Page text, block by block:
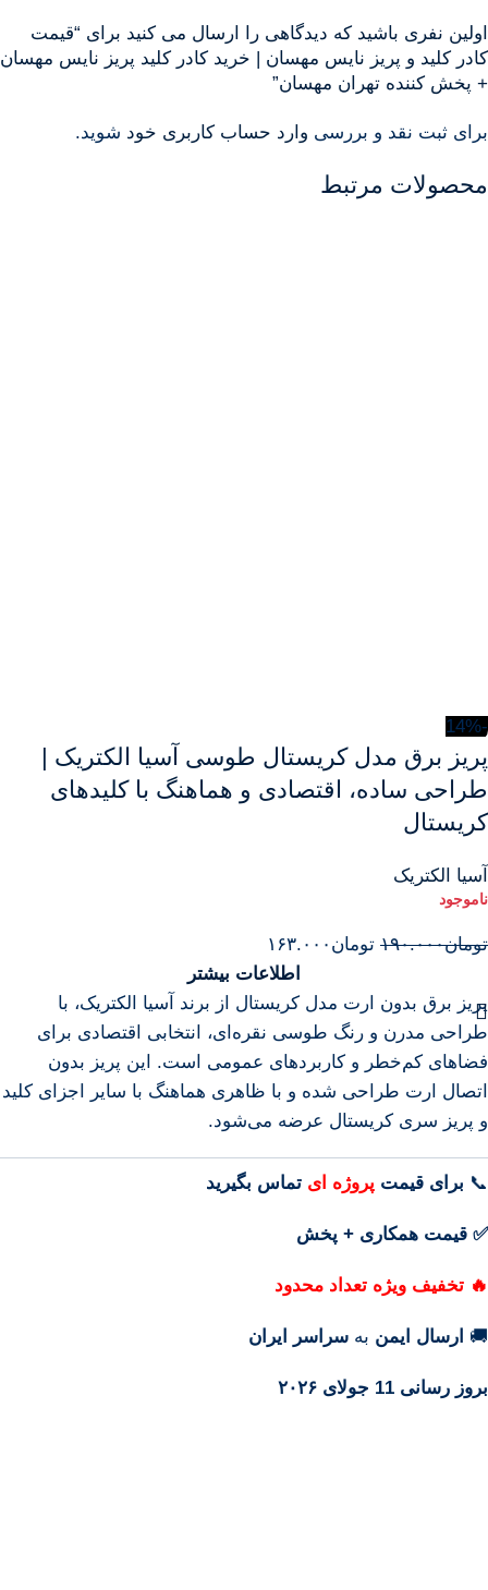
اولین نفری باشید که دیدگاهی را ارسال می کنید برای “قیمت
کادر کلید و پریز نایس مهسان | خرید کادر کلید پریز نایس مهسان
+ پخش کننده تهران مهسان”
برای ثبت نقد و بررسی وارد حساب کاربری خود شوید.
محصولات مرتبط
-14%
پریز برق مدل کریستال طوسی آسیا الکتریک |
طراحی ساده، اقتصادی و هماهنگ با کلیدهای
کریستال
آسیا الکتریک
تومان۱۹۰.۰۰۰ تومان ۱۶۳.۰۰۰
اطلاعات بیشتر
پریز برق بدون ارت مدل کریستال از برند آسیا الکتریک، با
طراحی مدرن و رنگ طوسی نقره‌ای، انتخابی اقتصادی برای
فضاهای کم‌خطر و کاربردهای عمومی است. این پریز بدون
اتصال ارت طراحی شده و با ظاهری هماهنگ با سایر اجزای کلید
و پریز سری کریستال عرضه می‌شود.
📞 برای قیمت پروژه ای تماس بگیرید
✅ قیمت همکاری + پخش
🔥 تخفیف ویژه تعداد محدود
🚚 ارسال ایمن به سراسر ایران
بروز رسانی 11 جولای ۲۰۲۶